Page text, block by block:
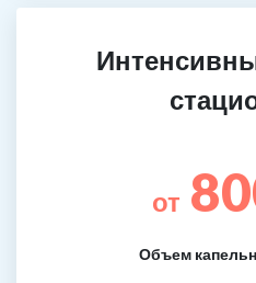
от
Объем